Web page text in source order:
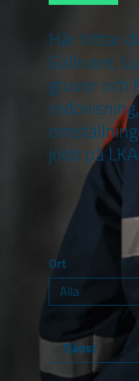
Här hittar
Gällivare,
gruvor och
jobb på
Ort
Tjänst